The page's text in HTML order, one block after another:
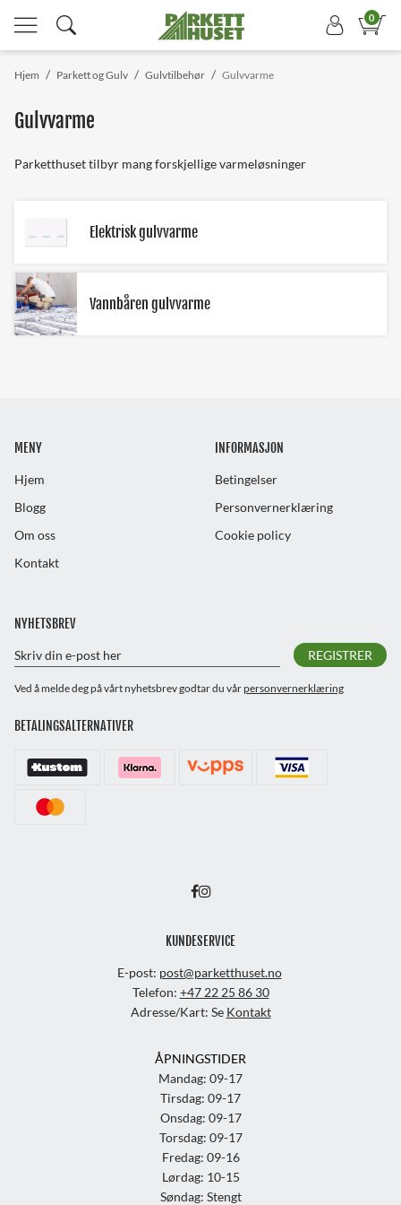
0
/
Hjem /
Parkett og Gulv /
Gulvtilbehør Gulvvarme
Gulvvarme
Parketthuset tilbyr mang forskjellige varmeløsninger
Elektrisk gulvvarme
Vannbåren gulvvarme
MENY
Hjem
Blogg
Om oss
Kontakt
INFORMASJON
Betingelser
Personvernerklæring
Cookie policy
NYHETSBREV
REGISTRER
Ved å melde deg på vårt nyhetsbrev godtar du vårpersonvernerklæring
BETALINGSALTERNATIVER
KUNDESERVICE
E-post: post@parketthuset.no
Telefon: +47 22 25 86 30
Adresse/Kart: Se Kontakt
ÅPNINGSTIDER
Mandag: 09-17
Tirsdag: 09-17
Onsdag: 09-17
Torsdag: 09-17
Fredag: 09-16
Lørdag: 10-15
Søndag: Stengt